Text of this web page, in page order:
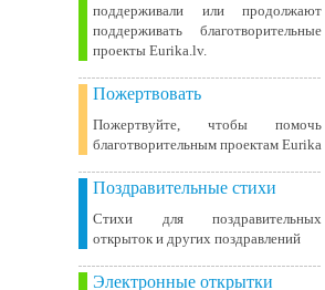
поддерживали или продолжают
поддерживать благотворительные
проекты Eurika.lv.
Пожертвовать
Пожертвуйте, чтобы помочь
благотворительным проектам Eurika
Поздравительные стихи
Стихи для поздравительных
открыток и других поздравлений
Электронные открытки